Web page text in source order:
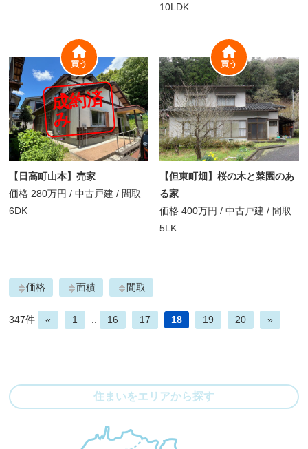
10LDK
成
約
済
み
【日高町山本】売家
価格 280万円 / 中古戸建 / 間取
6DK
買う
【但東町畑】桜の木と菜園のあ
る家
価格 400万円 / 中古戸建 / 間取
5LK
買う
価格 面積 間取
347件 « 1 .. 16 17 18 19 20 »
住まいをエリアから探す